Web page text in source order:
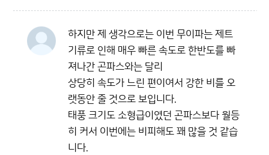
하지만 제 생각으로는 이번 무이파는 제트
기류로 인해 매우 빠른 속도로 한반도를 빠
져나간 곤파스와는 달리
상당히 속도가 느린 편이여서 강한 비를 오
랫동안 줄 것으로 보입니다.
태풍 크기도 소형급이였던 곤파스보다 월등
히 커서 이번에는 비피해도 꽤 많을 것 같습
니다.